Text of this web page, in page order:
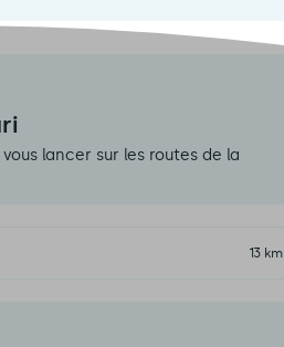
lancer sur les routes de la
13 km